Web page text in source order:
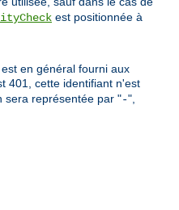
est positionnée à
en général fourni aux
401, cette identifiant n'est
sera représentée par "-",